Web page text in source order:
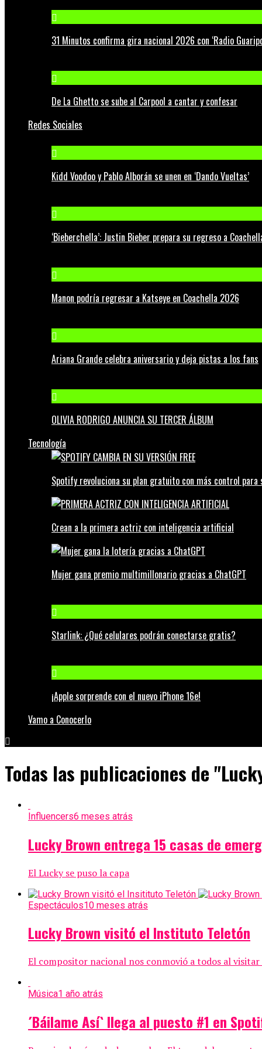
31 Minutos confirma gira nacional 2026 con ‘Radio
De La Ghetto se sube al Carpool a cantar y confesar
Redes Sociales
Kidd Voodoo y Pablo Alborán se unen en ‘Dando Vueltas’
‘Bieberchella’: Justin Bieber prepara su regreso a
Manon podría regresar a Katseye en Coachella 2026
Ariana Grande celebra aniversario y deja pistas a los fans
OLIVIA RODRIGO ANUNCIA SU TERCER ÁLBUM
Tecnología
Spotify revoluciona su plan gratuito con más control para
Crean a la primera actriz con inteligencia artificial
Mujer gana premio multimillonario gracias a ChatGPT
Starlink: ¿Qué celulares podrán conectarse gratis?
¡Apple sorprende con el nuevo iPhone 16e!
Vamo a Conocerlo
Todas las publicaciones de
Influencers6 meses atrás
Lucky Brown entrega 15 casas de
El Lucky se puso la capa
Espectáculos10 meses atrás
Lucky Brown visitó el Instituto Teletón
El compositor nacional nos conmovió a todos al
Música1 año atrás
´Báilame Así` llega al puesto #1 en